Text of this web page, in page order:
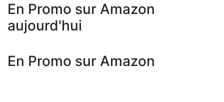
En Promo sur Amazon
aujourd'hui
En Promo sur Amazon